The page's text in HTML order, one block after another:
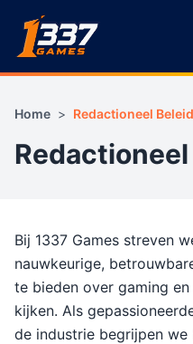
Ga naar inhoud
Home > Redactioneel Beleid
Redactioneel
Bij 1337 Games streven
nauwkeurige,
te bieden over gaming en
kijken. Als
de industrie begrijpen